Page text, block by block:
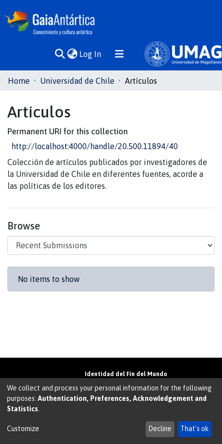
Log In(current)
Communities
All of DSpace
Home Universidad de Chile Artículos
Artículos
Permanent URI for this collection
http://localhost:4000/handle/20.500.11894/40
Colección de artículos publicados por investigadores de
la Universidad de Chile en diferentes fuentes, acorde a
las políticas de los editores.
Browse
Recent Submissions
No items to show
Identidad del Fin del Mundo
01855 • Punta Arenas • Chile
Teléfono:+56 61 207135• Email:
We collect and process your personal information for the following
purposes: Authentication, Preferences, Acknowledgement and
Statistics
Customize Decline That's ok